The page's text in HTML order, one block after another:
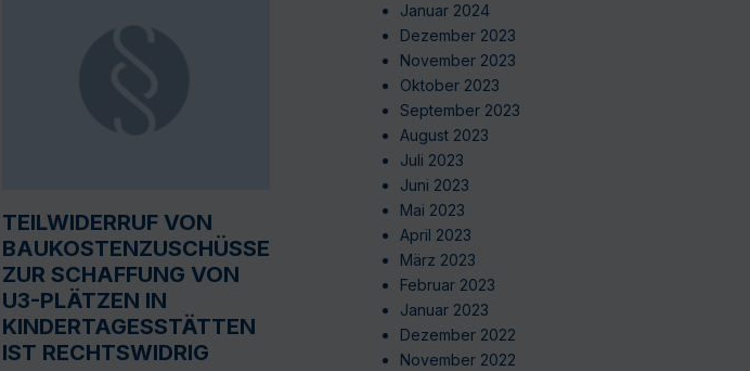
TEILWIDERRUF VON
BAUKOSTENZUSCHÜSSEN
ZUR SCHAFFUNG VON
U3-PLÄTZEN IN
KINDERTAGESSTÄTTEN
IST RECHTSWIDRIG
Januar 2024
Dezember 2023
November 2023
Oktober 2023
September 2023
August 2023
Juli 2023
Juni 2023
Mai 2023
April 2023
März 2023
Februar 2023
Januar 2023
Dezember 2022
November 2022